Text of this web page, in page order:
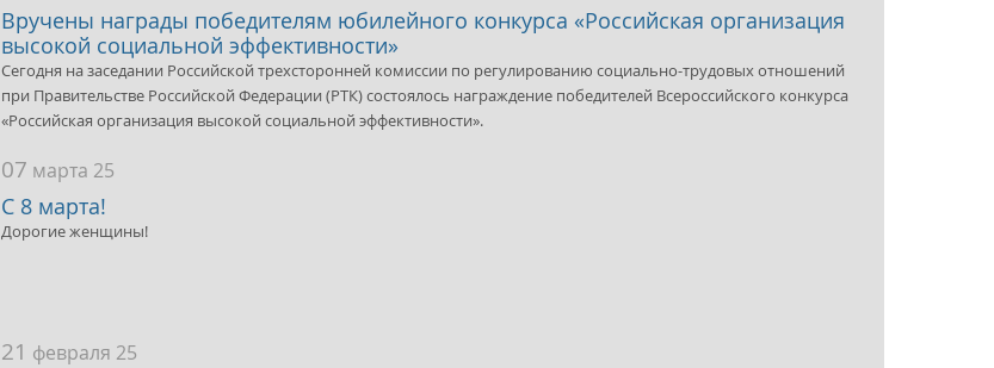
Вручены награды победителям юбилейного конкурса «Российская организация
высокой социальной эффективности»
Сегодня на заседании Российской трехсторонней комиссии по регулированию социально-трудовых отношений
при Правительстве Российской Федерации (РТК) состоялось награждение победителей Всероссийского конкурса
«Российская организация высокой социальной эффективности».
07 марта 25
С 8 марта!
Дорогие женщины!
21 февраля 25